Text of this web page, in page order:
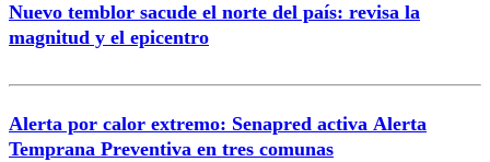
Nuevo temblor sacude el norte del país: revisa la
magnitud y el epicentro
Alerta por calor extremo: Senapred activa Alerta
Temprana Preventiva en tres comunas